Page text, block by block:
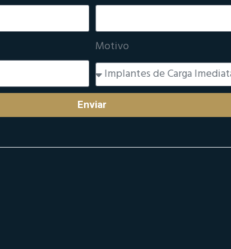
Motivo
Enviar